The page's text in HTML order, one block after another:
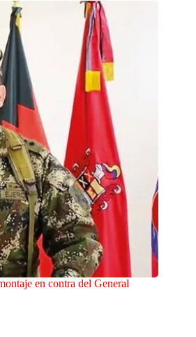
en contra del General